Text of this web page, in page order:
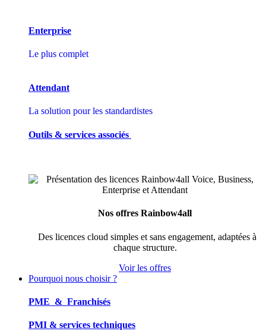
Enterprise
Le plus complet
Attendant
La solution pour les standardistes
Outils & services associés
Nos offres Rainbow4all
Des licences cloud simples et sans engagement, adaptées à
chaque structure.
Voir les offres
Pourquoi nous choisir ?
PME & Franchisés
PMI & services techniques